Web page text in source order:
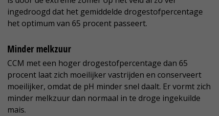
ingedroogd dat het gemiddelde drogestofpercentage
het optimum van 65 procent passeert.
Minder melkzuur
CCM met een hoger drogestofpercentage dan 65
procent laat zich moeilijker vastrijden en conserveert
moeilijker, omdat de pH minder snel daalt. Er vormt zich
minder melkzuur dan normaal in te droge ingekuilde
mais.